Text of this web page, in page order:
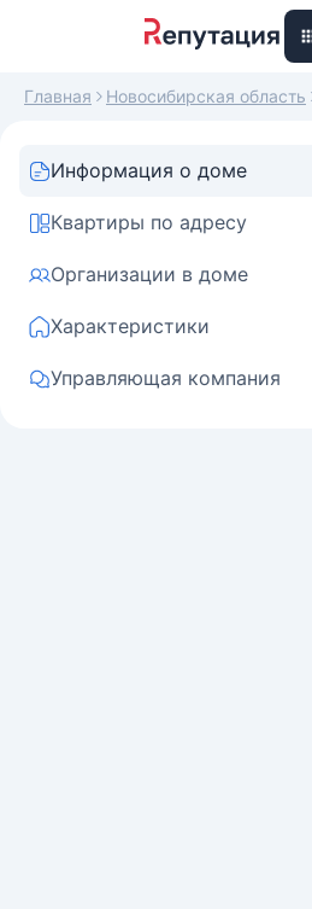
Главная Новосибирская область
Информация о доме
Квартиры по адресу
Организации в доме
Характеристики
Управляющая компания